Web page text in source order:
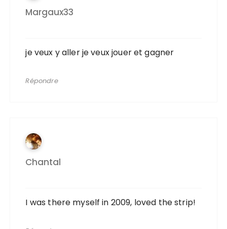
Margaux33
je veux y aller je veux jouer et gagner
Répondre
Chantal
I was there myself in 2009, loved the strip!